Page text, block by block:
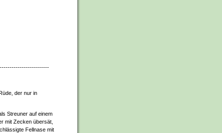
der nur in
Streuner auf einem
mit Zecken übersät,
Fellnase mit